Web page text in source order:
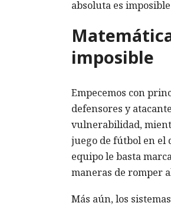
absoluta es
imposible
Empecemos con
defensores y
vulnerabilidad,
juego de fútbol en el
equipo le basta
maneras de romper
Más aún, los